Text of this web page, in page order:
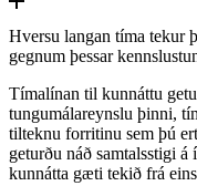
Hversu langan tíma tekur
gegnum þessar
Tímalínan til kunnáttu
tungumálareynslu þinni,
tilteknu forritinu sem þú
geturðu náð samtalsstigi
kunnátta gæti tekið frá